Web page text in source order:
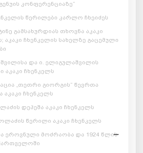
კონფერენციაზე“
წერილები კარლო ჩხეიძეს
გამსახურდიას თხოვნა აკაკი
აკაკი ჩხენკელის სახელზე გაცემული
და ი. ელიგულაშვილის
აკაკი ჩხენკელს
„თეთრი გიორგის“ წევრთა
აკაკი ჩხენკელს
დეპეშა აკაკი ჩხენკელს
წერილი აკაკი ჩხენკელს
ეროვნული მოძრაობა და 1924 წლის